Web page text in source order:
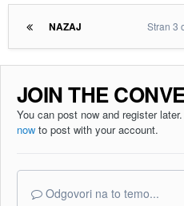
NAZAJ Stran 3
JOIN THE
You can post now and register
now to post with your account.
Odgovori na to temo...